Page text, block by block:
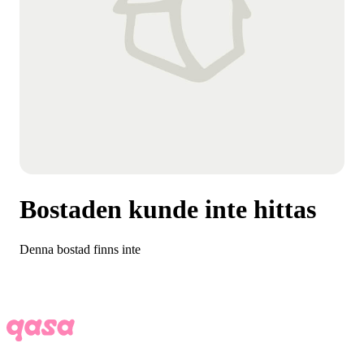
Bostaden kunde inte hittas
Denna bostad finns inte